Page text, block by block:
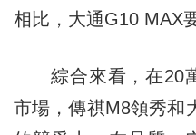
相比，大通G10 MAX
綜合來看，在20萬
市場，傳祺M8領秀和